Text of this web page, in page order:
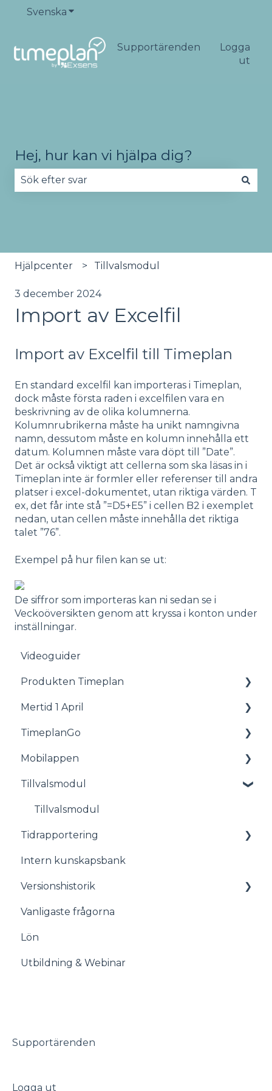
Svenska Visa undermenyer för översättningar
Supportärenden
Logga
ut
Hej, hur kan vi hjälpa dig?
Hjälpcenter Tillvalsmodul
3 december 2024
Import av Excelfil
Import av Excelfil till Timeplan
En standard excelfil kan importeras i Timeplan,
dock måste första raden i excelfilen vara en
beskrivning av de olika kolumnerna.
Kolumnrubrikerna måste ha unikt namngivna
namn, dessutom måste en kolumn innehålla ett
datum. Kolumnen måste vara döpt till ”Date”.
Det är också viktigt att cellerna som ska läsas in i
Timeplan inte är formler eller referenser till andra
platser i excel-dokumentet, utan riktiga värden. T
ex, det får inte stå ”=D5+E5” i cellen B2 i exemplet
nedan, utan cellen måste innehålla det riktiga
talet ”76”.
Exempel på hur filen kan se ut:​​​​​​​​​​​​​​
De siffror som importeras kan ni sedan se i
Veckoöversikten genom att kryssa i konton under
inställningar.
Videoguider
Produkten Timeplan
Status
Planering
Personal
Rapporter
Lön
Avtal
Administration
Startsida
Åtgärdslistan
Meddelanden
Frånvaro
Mertid 1 April
Allmänt
TimeplanGo
Rapporter
Mobilappen
För medarbetare
Komma igång med appen
Tillvalsmodul
Tillvalsmodul
Tidrapportering
Stämplingsterminal även kallat Timeclock
Intern kunskapsbank
Versionshistorik
Versionshistorik
Vanligaste frågorna
Lön
Utbildning & Webinar
Supportärenden
Logga ut